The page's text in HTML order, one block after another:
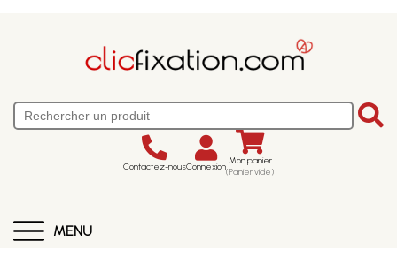
Contactez-nousConnexion Mon panier
(Panier vide)
MENU